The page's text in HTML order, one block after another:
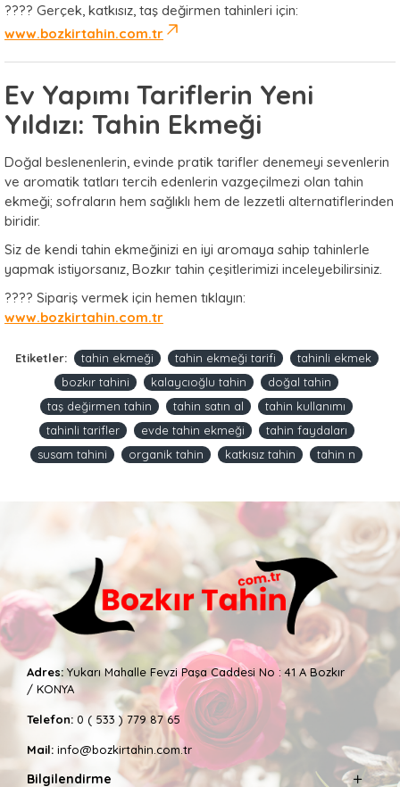
???? Gerçek, katkısız, taş değirmen tahinleri için:
www.bozkirtahin.com.tr
Ev Yapımı Tariflerin Yeni
Yıldızı: Tahin Ekmeği
Doğal beslenenlerin, evinde pratik tarifler denemeyi sevenlerin
ve aromatik tatları tercih edenlerin vazgeçilmezi olan tahin
ekmeği; sofraların hem sağlıklı hem de lezzetli alternatiflerinden
biridir.
Siz de kendi tahin ekmeğinizi en iyi aromaya sahip tahinlerle
yapmak istiyorsanız, Bozkır tahin çeşitlerimizi inceleyebilirsiniz.
???? Sipariş vermek için hemen tıklayın:
www.bozkirtahin.com.tr
Etiketler: tahin ekmeği tahin ekmeği tarifi
tahinli ekmek
bozkır tahini
kalaycıoğlu tahin
doğal tahin
taş değirmen tahin
tahin satın al
tahin kullanımı
tahinli tarifler
evde tahin ekmeği
tahin faydaları
susam tahini
organik tahin katkısız tahin tahin n
Adres:Yukarı Mahalle Fevzi Paşa Caddesi No : 41 A Bozkır
/ KONYA
Telefon: 0 ( 533 ) 779 87 65
Mail: info@bozkirtahin.com.tr
Bilgilendirme